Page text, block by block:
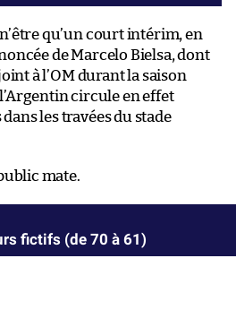
qu’un court intérim, en
de Marcelo Bielsa, dont
à l’OM durant la saison
circule en effet
les travées du stade
mate.
fictifs (de 70 à 61)